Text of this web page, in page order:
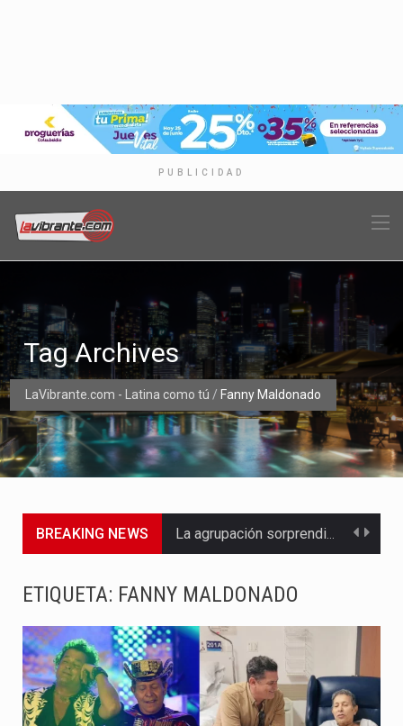
PUBLICIDAD
LaVibrante.com - Latina como tú / Fanny Maldonado
Tag Archives
BREAKING NEWS La agrupación sorprendió a los pasajeros de Circular Sur con…
El dúo bogotano presenta una nueva versión de su segundo…
ETIQUETA: FANNY MALDONADO